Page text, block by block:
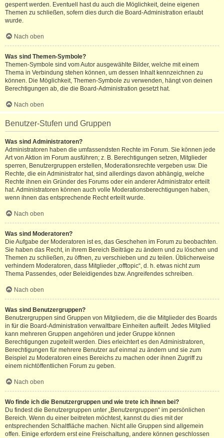
gesperrt werden. Eventuell hast du auch die Möglichkeit, deine eigenen
Themen zu schließen, sofern dies durch die Board-Administration erlaubt
wurde.
Nach oben
Was sind Themen-Symbole?
Themen-Symbole sind vom Autor ausgewählte Bilder, welche mit einem
Thema in Verbindung stehen können, um dessen Inhalt kennzeichnen zu
können. Die Möglichkeit, Themen-Symbole zu verwenden, hängt von deinen
Berechtigungen ab, die die Board-Administration gesetzt hat.
Nach oben
Benutzer-Stufen und Gruppen
Was sind Administratoren?
Administratoren haben die umfassendsten Rechte im Forum. Sie können jede
Art von Aktion im Forum ausführen; z. B. Berechtigungen setzen, Mitglieder
sperren, Benutzergruppen erstellen, Moderationsrechte vergeben usw. Die
Rechte, die ein Administrator hat, sind allerdings davon abhängig, welche
Rechte ihnen ein Gründer des Forums oder ein anderer Administrator erteilt
hat. Administratoren können auch volle Moderationsberechtigungen haben,
wenn ihnen das entsprechende Recht erteilt wurde.
Nach oben
Was sind Moderatoren?
Die Aufgabe der Moderatoren ist es, das Geschehen im Forum zu beobachten.
Sie haben das Recht, in ihrem Bereich Beiträge zu ändern und zu löschen und
Themen zu schließen, zu öffnen, zu verschieben und zu teilen. Üblicherweise
verhindern Moderatoren, dass Mitglieder „offtopic“, d. h. etwas nicht zum
Thema Passendes, oder Beleidigendes bzw. Angreifendes schreiben.
Nach oben
Was sind Benutzergruppen?
Benutzergruppen sind Gruppen von Mitgliedern, die die Mitglieder des Boards
in für die Board-Administration verwaltbare Einheiten aufteilt. Jedes Mitglied
kann mehreren Gruppen angehören und jeder Gruppe können
Berechtigungen zugeteilt werden. Dies erleichtert es den Administratoren,
Berechtigungen für mehrere Benutzer auf einmal zu ändern und sie zum
Beispiel zu Moderatoren eines Bereichs zu machen oder ihnen Zugriff zu
einem nichtöffentlichen Forum zu geben.
Nach oben
Wo finde ich die Benutzergruppen und wie trete ich ihnen bei?
Du findest die Benutzergruppen unter „Benutzergruppen“ im persönlichen
Bereich. Wenn du einer beitreten möchtest, kannst du dies mit der
entsprechenden Schaltfläche machen. Nicht alle Gruppen sind allgemein
offen. Einige erfordern erst eine Freischaltung, andere können geschlossen